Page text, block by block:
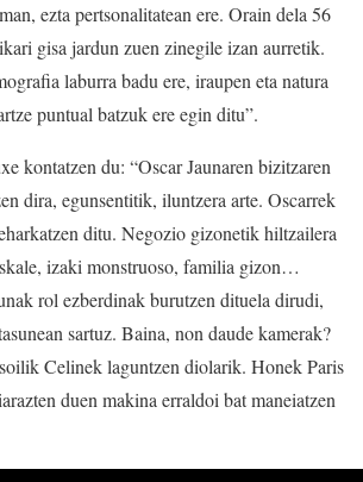
ezta pertsonalitatean ere. Orain dela 56
gisa jardun zuen zinegile izan aurretik.
laburra badu ere, iraupen eta natura
puntual batzuk ere egin ditu”.
kontatzen du: “Oscar Jaunaren bizitzaren
dira, egunsentitik, iluntzera arte. Oscarrek
ditu. Negozio gizonetik hiltzailera
izaki monstruoso, familia gizon…
rol ezberdinak burutzen dituela dirudi,
sartuz. Baina, non daude kamerak?
Celinek laguntzen diolarik. Honek Paris
duen makina erraldoi bat maneiatzen